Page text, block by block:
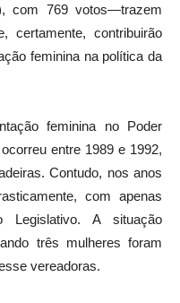
com 769 votos—trazem
certamente, contribuirão
feminina na política da
feminina no Poder
entre 1989 e 1992,
Contudo, nos anos
com apenas
Legislativo. A situação
três mulheres foram
vereadoras.